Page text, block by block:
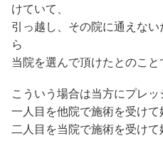
けていて、
引っ越し、その院に通えな
ら
当院を選んで頂けたとのこと
こういう場合は当方にプレッ
一人目を他院で施術を受けて
二人目を当院で施術を受け